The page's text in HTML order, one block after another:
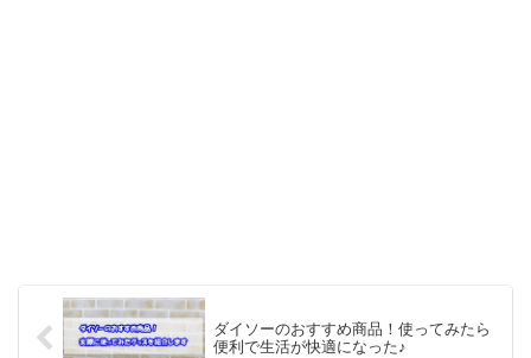
ダイソーのおすすめ商品！使ってみたら
便利で生活が快適になった♪